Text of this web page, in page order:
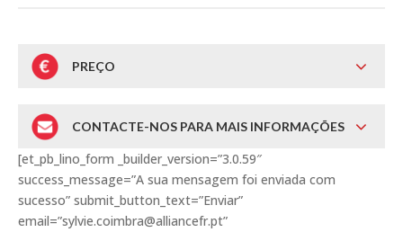
PREÇO
CONTACTE-NOS PARA MAIS INFORMAÇÕES
[et_pb_lino_form _builder_version=”3.0.59″
success_message=”A sua mensagem foi enviada com
sucesso” submit_button_text=”Enviar”
email=”sylvie.coimbra@alliancefr.pt”